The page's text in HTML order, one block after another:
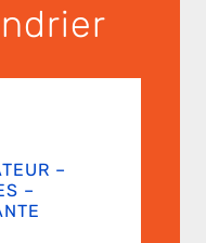
–
–